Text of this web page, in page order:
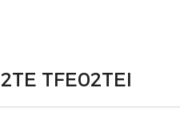
2TE TFE02TEI